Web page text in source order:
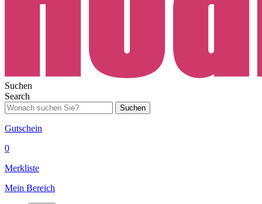
Suchen
Search
Suchen
Gutschein
0
Merkliste
Mein Bereich